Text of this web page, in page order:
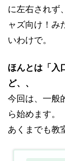
に左右されず
ャズ向け！み
いわけで。
ほんとは「入
ど、、
今回は、一般
ら始めます。
あくまでも教